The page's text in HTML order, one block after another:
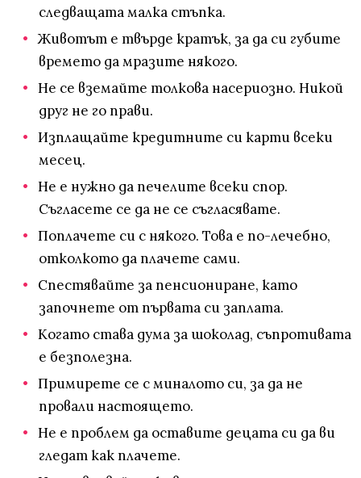
следващата малка стъпка.
Животът е твърде кратък, за да си губите
времето да мразите някого.
Не се вземайте толкова насериозно. Никой
друг не го прави.
Изплащайте кредитните си карти всеки
месец.
Не е нужно да печелите всеки спор.
Съгласете се да не се съгласявате.
Поплачете си с някого. Това е по-лечебно,
отколкото да плачете сами.
Спестявайте за пенсиониране, като
започнете от първата си заплата.
Когато става дума за шоколад, съпротивата
е безполезна.
Примирете се с миналото си, за да не
провали настоящето.
Не е проблем да оставите децата си да ви
гледат как плачете.